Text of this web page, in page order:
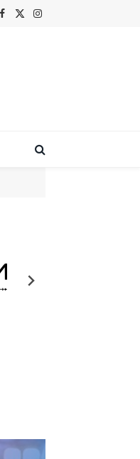
Facebook
X
Instagram